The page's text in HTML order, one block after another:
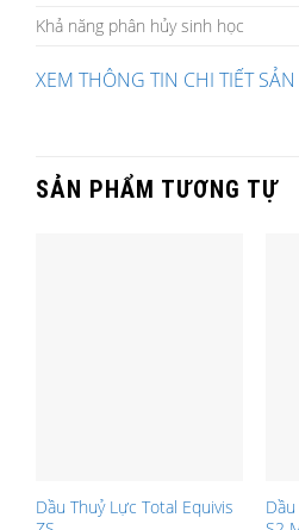
Khả năng phân hủy sinh học
XEM THÔNG TIN CHI TIẾT
SẢN PHẨM TƯƠNG TỰ
Dầu Thuỷ Lực Total Equivis